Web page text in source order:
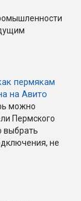
пермякам
на Авито
можно
Пермского
выбрать
не